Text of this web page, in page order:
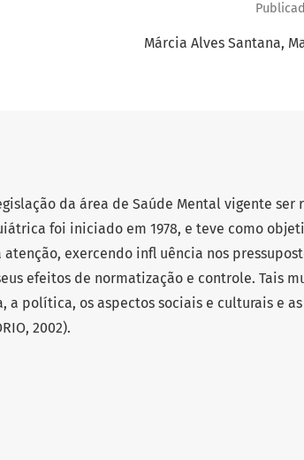
Márcia Alves Santana
da área de Saúde Mental vigente ser
foi iniciado em 1978, e teve como
atenção, exercendo infl uência nos
efeitos de normatização e controle. Tais
a política, os aspectos sociais e culturais e
2002).